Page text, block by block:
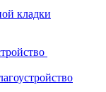
кладки